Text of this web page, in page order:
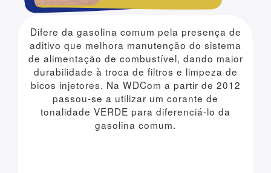
Difere da gasolina comum pela presença de
aditivo que melhora manutenção do sistema
de alimentação de combustível, dando maior
durabilidade à troca de filtros e limpeza de
bicos injetores. Na WDCom a partir de 2012
passou-se a utilizar um corante de
tonalidade VERDE para diferenciá-lo da
gasolina comum.